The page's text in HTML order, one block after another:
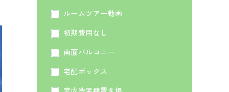
ルームツアー動画
初期費用なし
南面バルコニー
宅配ボックス